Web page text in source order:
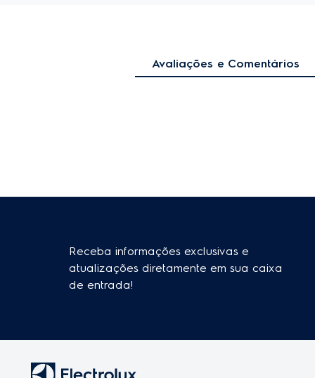
Avaliações e Comentários
Receba informações exclusivas e
atualizações diretamente em sua caixa
de entrada!